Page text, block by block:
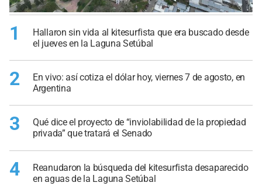
1
Hallaron sin vida al kitesurfista que era buscado desde
el jueves en la Laguna Setúbal
2
En vivo: así cotiza el dólar hoy, viernes 7 de agosto, en
Argentina
3
Qué dice el proyecto de “inviolabilidad de la propiedad
privada” que tratará el Senado
4
Reanudaron la búsqueda del kitesurfista desaparecido
en aguas de la Laguna Setúbal